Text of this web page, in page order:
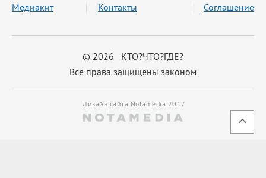
© 2026 КТО?ЧТО?ГДЕ?
Все права защищены законом
Медиакит Контакты Соглашение
Дизайн сайта Notamedia 2017